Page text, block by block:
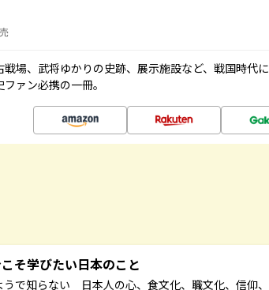
戦場、武将ゆかりの史跡、展示施設など、戦国時代
ァン必携の一冊。
そ学びたい日本のこと
うで知らない 日本人の心、食文化、職文化、信仰